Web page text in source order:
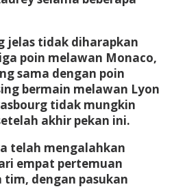
jelas tidak diharapkan
poin melawan Monaco,
sama dengan poin
bermain melawan Lyon
tidak mungkin
akhir pekan ini.
telah mengalahkan
empat pertemuan
dengan pasukan